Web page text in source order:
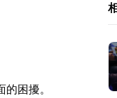
困擾。